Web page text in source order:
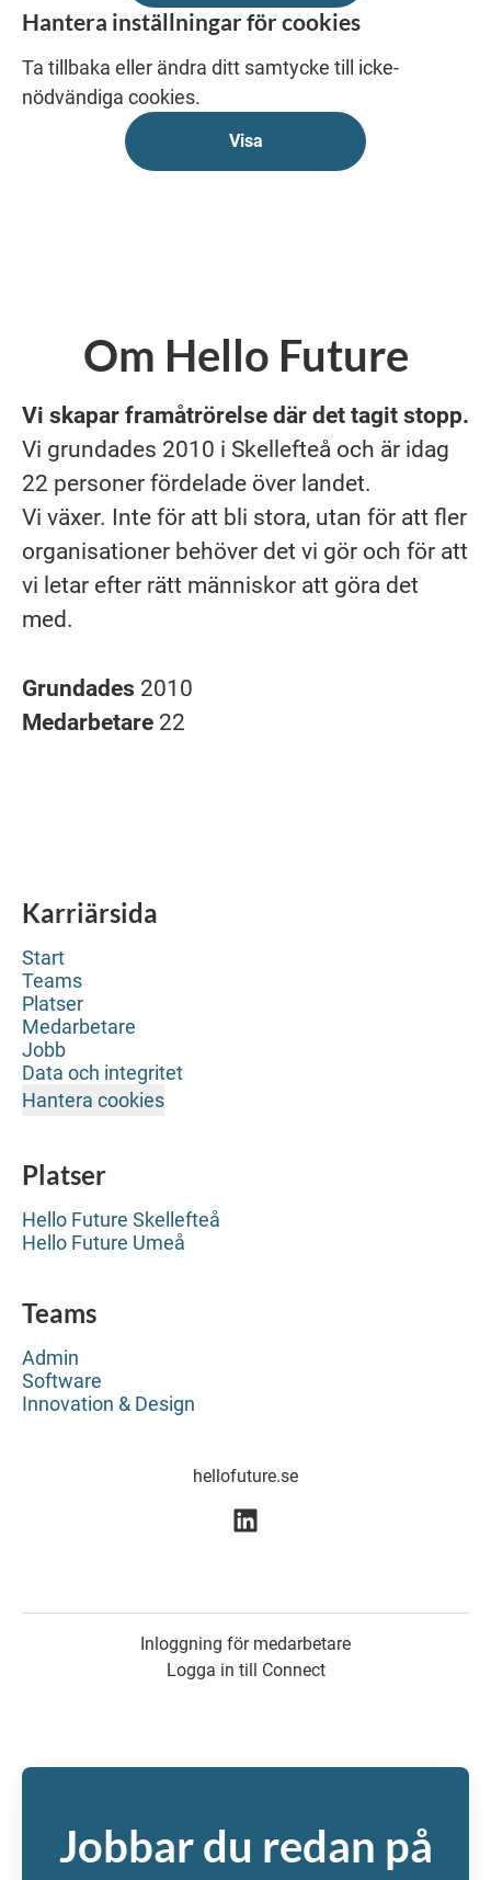
Hantera inställningar för cookies
Ta tillbaka eller ändra ditt samtycke till icke-
nödvändiga cookies.
Visa
Om Hello Future
Vi skapar framåtrörelse där det tagit stopp.
Vi grundades 2010 i Skellefteå och är idag
22 personer fördelade över landet.
Vi växer. Inte för att bli stora, utan för att fler
organisationer behöver det vi gör och för att
vi letar efter rätt människor att göra det
med.
Grundades 2010
Medarbetare 22
Karriärsida
Start
Teams
Platser
Medarbetare
Jobb
Data och integritet
Hantera cookies
Platser
Hello Future Skellefteå
Hello Future Umeå
Teams
Admin
Software
Innovation & Design
hellofuture.se
Inloggning för medarbetare
Logga in till Connect
Jobbar du redan på